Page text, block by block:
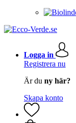
Logga in
Registrera nu
Är du ny här?
Skapa konto